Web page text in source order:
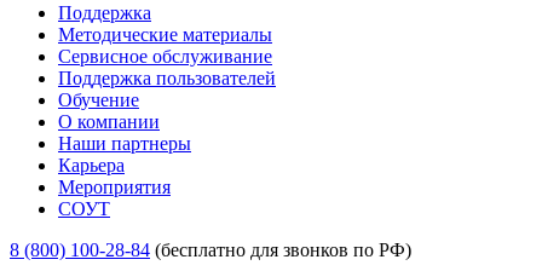
Поддержка
Методические материалы
Сервисное обслуживание
Поддержка пользователей
Обучение
О компании
Наши партнеры
Карьера
Мероприятия
СОУТ
8 (800) 100-28-84 (бесплатно для звонков по РФ)